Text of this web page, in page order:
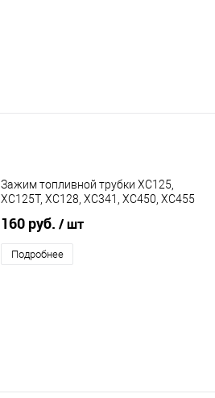
Зажим топливной трубки XC125,
XC125T, XC128, XC341, XC450, XC455
160 руб. / шт
Подробнее